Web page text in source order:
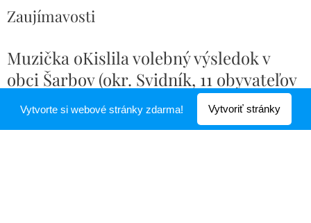
Zaujímavosti
Muzička oKislila volebný výsledok v
obci Šarbov (okr. Svidník, 11 obyvateľov
v roku 2014)
Vytvorte si webové stránky zdarma! Vytvoriť stránky